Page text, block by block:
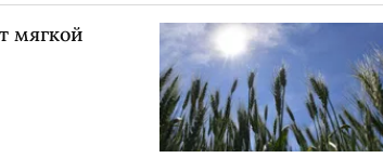
ЕС
мягкой